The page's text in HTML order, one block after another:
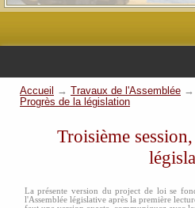
Accueil → Travaux de l'Assemblée →
Progrès de la législation
Troisième
La présente version du project de loi se
l'Assemblée législative après la première